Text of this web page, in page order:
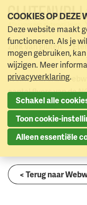
Naar menu Naar
Ziek van gluten
Webwinkel Kazachs
Welkom in onze
aantal flyers van de
dieetvertalingen in
een poster en het
< Terug naar
COOKIES OP DEZE
Deze website maakt
functioneren. Als je
mogen gebruiken,
wijzigen. Meer
privacyverklaring.
Schakel alle
Toon cookie-
Alleen essentiële